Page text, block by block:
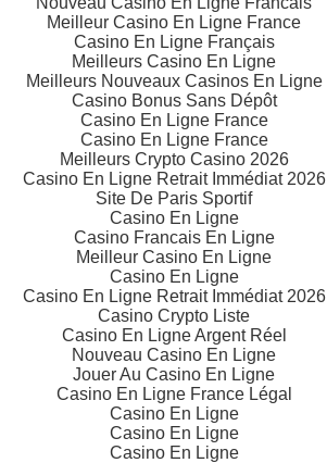
Meilleur Casino En Ligne France
Casino En Ligne Français
Meilleurs Casino En Ligne
Meilleurs Nouveaux Casinos En Ligne
Casino Bonus Sans Dépôt
Casino En Ligne France
Casino En Ligne France
Meilleurs Crypto Casino 2026
Casino En Ligne Retrait Immédiat 2026
Site De Paris Sportif
Casino En Ligne
Casino Francais En Ligne
Meilleur Casino En Ligne
Casino En Ligne
Casino En Ligne Retrait Immédiat 2026
Casino Crypto Liste
Casino En Ligne Argent Réel
Nouveau Casino En Ligne
Jouer Au Casino En Ligne
Casino En Ligne France Légal
Casino En Ligne
Casino En Ligne
Casino En Ligne